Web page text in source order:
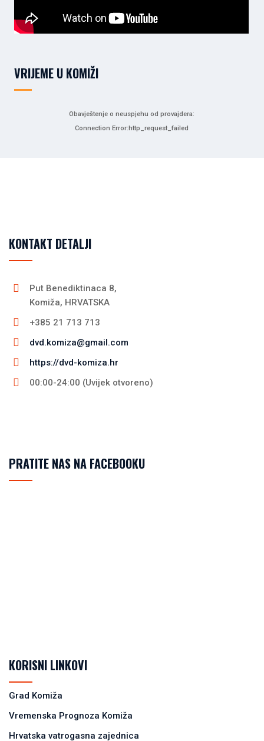
VRIJEME U KOMIŽI
Obavještenje o neuspjehu od provajdera:
Connection Error:http_request_failed
KONTAKT DETALJI
Put Benediktinaca 8,
Komiža, HRVATSKA
+385 21 713 713
dvd.komiza@gmail.com
https://dvd-komiza.hr
00:00-24:00 (Uvijek otvoreno)
PRATITE NAS NA FACEBOOKU
KORISNI LINKOVI
Grad Komiža
Vremenska Prognoza Komiža
Hrvatska vatrogasna zajednica